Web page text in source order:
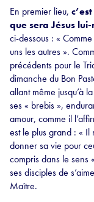
En premier lieu,
que sera Jésus lui-
ci-dessous : «
uns les autres ».
précédents pour le
dimanche du Bon
allant même jusqu’à
ses « brebis »,
amour, comme il
est le plus grand : « Il
donner sa vie pour
compris dans le sens
ses disciples de
Maître.